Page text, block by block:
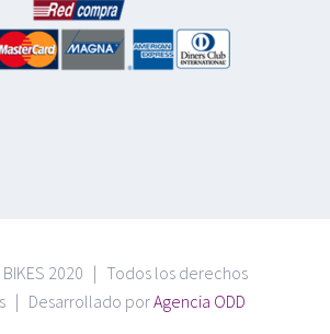
BIKES 2020 | Todos los derechos
| Desarrollado porAgencia ODD